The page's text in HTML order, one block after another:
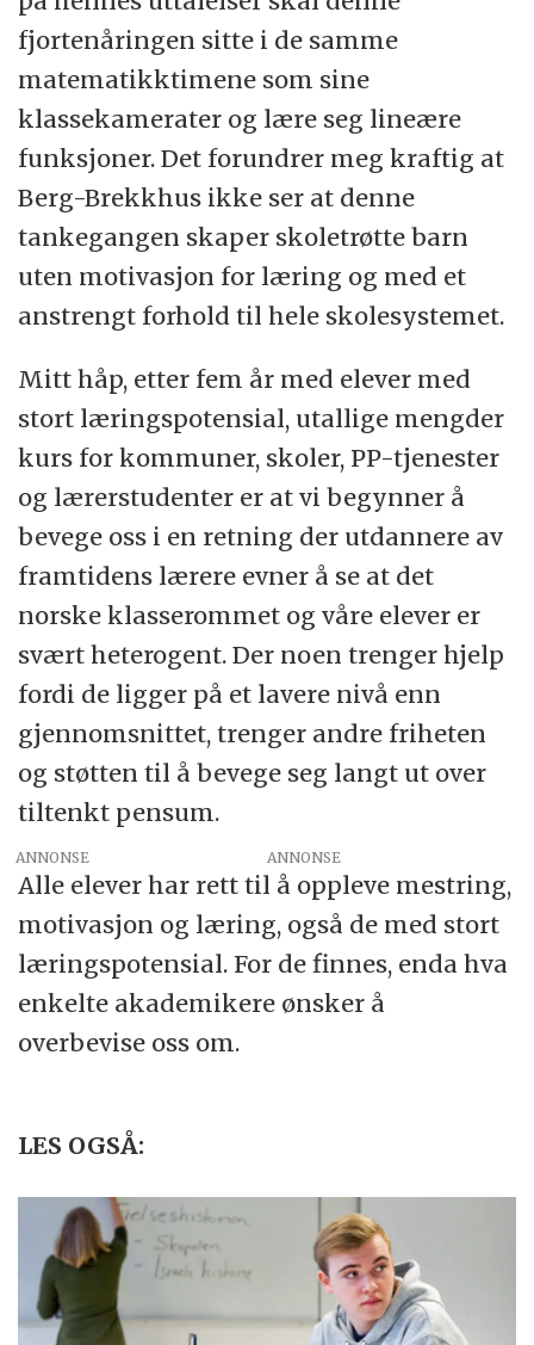
fjortenåringen sitte i de samme
matematikktimene som sine
klassekamerater og lære seg lineære
funksjoner. Det forundrer meg kraftig at
Berg-Brekkhus ikke ser at denne
tankegangen skaper skoletrøtte barn
uten motivasjon for læring og med et
anstrengt forhold til hele skolesystemet.
Mitt håp, etter fem år med elever med
stort læringspotensial, utallige mengder
kurs for kommuner, skoler, PP-tjenester
og lærerstudenter er at vi begynner å
bevege oss i en retning der utdannere av
framtidens lærere evner å se at det
norske klasserommet og våre elever er
svært heterogent. Der noen trenger hjelp
fordi de ligger på et lavere nivå enn
gjennomsnittet, trenger andre friheten
og støtten til å bevege seg langt ut over
tiltenkt pensum.
ANNONSE
Alle elever har rett til å oppleve mestring,
motivasjon og læring, også de med stort
læringspotensial. For de finnes, enda hva
enkelte akademikere ønsker å
overbevise oss om.
LES OGSÅ: